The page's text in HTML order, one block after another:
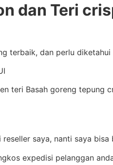
dan Teri
terbaik, dan perlu
teri Basah goreng tepung
saya, nanti saya
expedisi pelanggan